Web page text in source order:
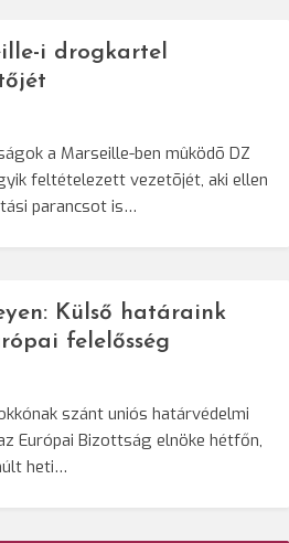
i drogkartel
a Marseille-ben mûködõ DZ
feltételezett vezetõjét, aki ellen
parancsot is…
Külső határaink
felelősség
szánt uniós határvédelmi
Európai Bizottság elnöke hétfőn,
heti…